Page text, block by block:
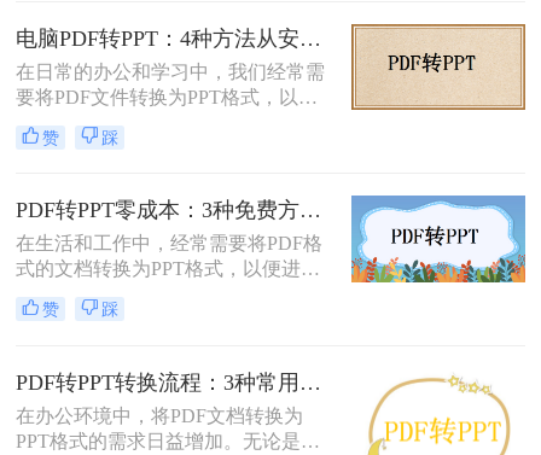
它“只读”的特性也使其内容难以直接
编辑和复用。此时，将PDF转换为可
编辑的PPT就成了一个刚性需求。
电脑PDF转PPT：4种方法从安装到输出的完整对比！
在日常的办公和学习中，我们经常需
要将PDF文件转换为PPT格式，以便
更好地进行演示和编辑。那么电脑如
何PDF转PPT呢？以下介绍四种常见
赞 踩
PDF转PPT零成本：3种免费方案的实际效果和隐藏限制！
在生活和工作中，经常需要将PDF格
式的文档转换为PPT格式，以便进行
演示和讲解。然而，一些专业的PDF
转PPT软件可能需要付费购买。那么
介绍三种不需要花钱就能将PDF转换
成PPT的方法。
赞 踩
PDF转PPT转换流程：3种常用方法的速度和精度对比！
在办公环境中，将PDF文档转换为
PPT格式的需求日益增加。无论是为